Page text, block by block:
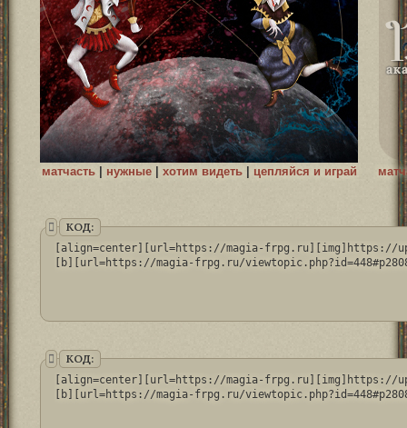
матчасть| нужные| хотим видеть| цепляйся и играй
КОД:
[align=center][url=https://magia-frpg.ru][img]https://
[b][url=https://magia-frpg.ru/
КОД:
[align=center][url=https://magia-frpg.ru][img]https://
[b][url=https://magia-frpg.ru/